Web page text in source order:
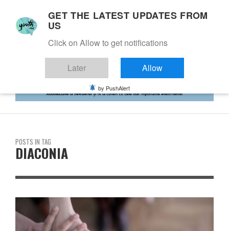
POSTS IN TAG
DIACONIA
GET THE LATEST UPDATES FROM
US
Click on Allow to get notifications
Later Allow
by PushAlert